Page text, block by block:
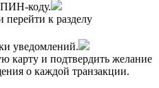
ПИН-коду.
к разделу
уведомлений.
карту и подтвердить желание
о каждой транзакции.